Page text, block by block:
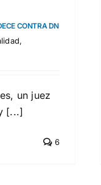
CONTRA DN
,
un juez
[...]
6